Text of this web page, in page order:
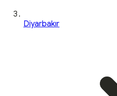
Diyarbakır